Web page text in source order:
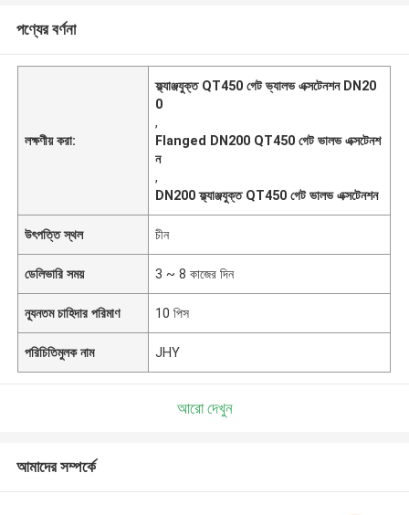
পণ্যের বর্ণনা
লক্ষণীয় করা:
ফ্ল্যাঞ্জযুক্ত QT450 গেট ভ্যালভ এক্সটেনশন DN20
0
,
Flanged DN200 QT450 গেট ভালভ এক্সটেনশ
ন
,
DN200 ফ্ল্যাঞ্জযুক্ত QT450 গেট ভালভ এক্সটেনশন
উৎপত্তি স্থল চীন
ডেলিভারি সময় 3 ~ 8 কাজের দিন
ন্যূনতম চাহিদার পরিমাণ 10 পিস
পরিচিতিমুলক নাম JHY
আরো দেখুন
আমাদের সম্পর্কে